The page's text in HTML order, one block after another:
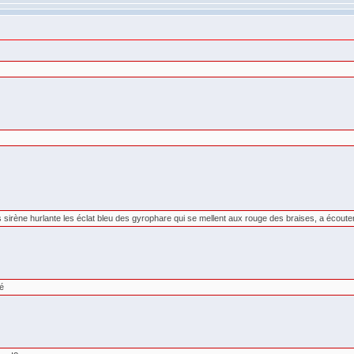
hurlante les éclat bleu des gyrophare qui se mellent aux rouge des braises, a